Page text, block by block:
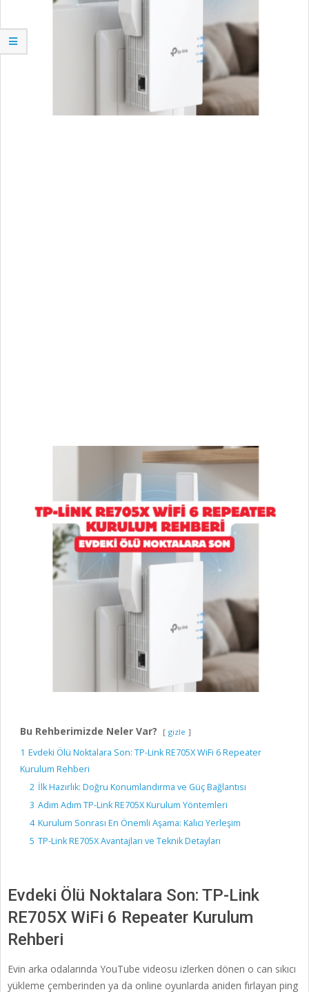
Bu Rehberimizde Neler Var? gizle
1 Evdeki Ölü Noktalara Son: TP-Link RE705X WiFi 6 Repeater
Kurulum Rehberi
2 İlk Hazırlık: Doğru Konumlandırma ve Güç Bağlantısı
3 Adım Adım TP-Link RE705X Kurulum Yöntemleri
4 Kurulum Sonrası En Önemli Aşama: Kalıcı Yerleşim
5 TP-Link RE705X Avantajları ve Teknik Detayları
Evdeki Ölü Noktalara Son: TP-Link
RE705X WiFi 6 Repeater Kurulum
Rehberi
Evin arka odalarında YouTube videosu izlerken dönen o can sıkıcı
yükleme çemberinden ya da online oyunlarda aniden fırlayan ping